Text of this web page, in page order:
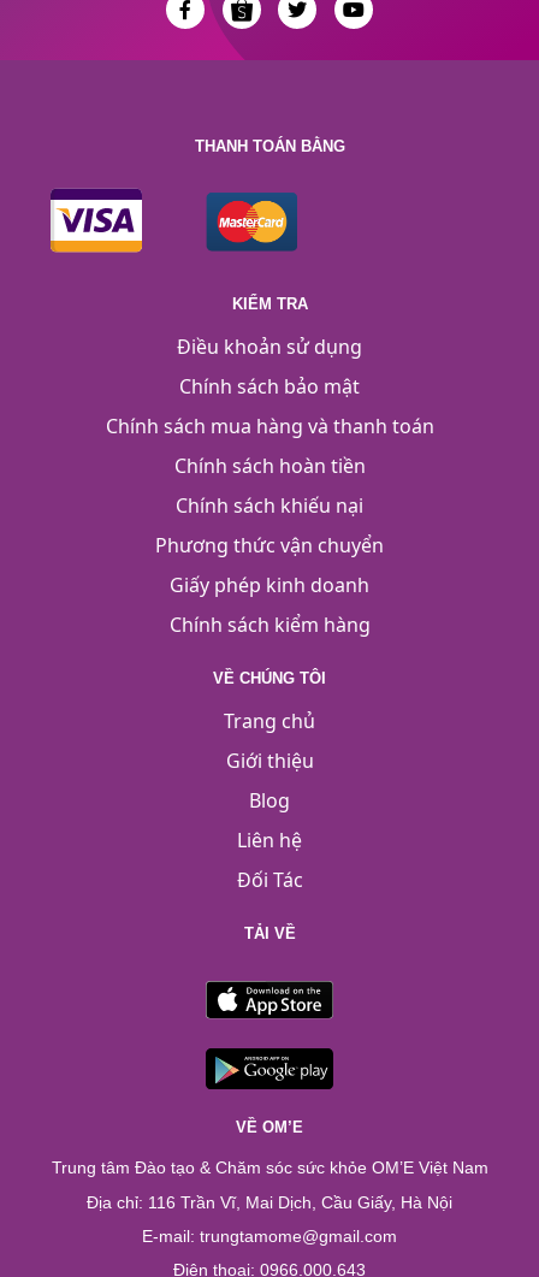
THANH TOÁN BẰNG
KIỂM TRA
Điều khoản sử dụng
Chính sách bảo mật
Chính sách mua hàng và thanh toán
Chính sách hoàn tiền
Chính sách khiếu nại
Phương thức vận chuyển
Giấy phép kinh doanh
Chính sách kiểm hàng
VỀ CHÚNG TÔI
Trang chủ
Giới thiệu
Blog
Liên hệ
Đối Tác
TẢI VỀ
VỀ OM’E
Trung tâm Đào tạo & Chăm sóc sức khỏe OM’E Việt Nam
Địa chỉ: 116 Trần Vĩ, Mai Dịch, Cầu Giấy, Hà Nội
E-mail: trungtamome@gmail.com
Điện thoại: 0966.000.643